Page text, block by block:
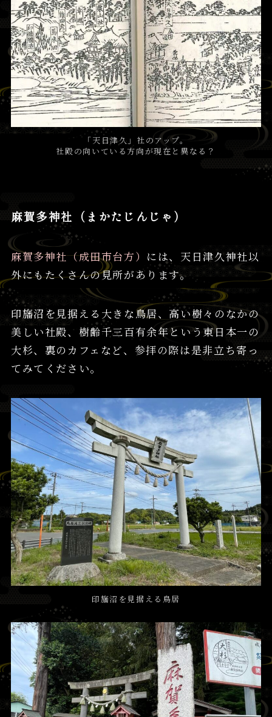
「天日津久」社のアップ。
社殿の向いている方向が現在と異なる？
麻賀多神社（まかたじんじゃ）
麻賀多神社（成田市台方） には、天日津久神社以
外にもたくさんの見所があります。
印旛沼を見据える大きな鳥居、高い樹々のなかの
美しい社殿、樹齢千三百有余年という東日本一の
大杉、裏のカフェなど、参拝の際は是非立ち寄っ
てみてください。
印旛沼を見据える鳥居